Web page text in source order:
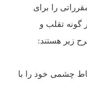
را برای
تقلب و
زیر هستند:
چشمی خود را با